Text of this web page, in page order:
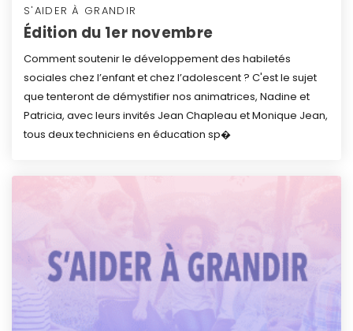
S'AIDER À GRANDIR
Édition du 1er novembre
Comment soutenir le développement des habiletés
sociales chez l’enfant et chez l’adolescent ? C'est le sujet
que tenteront de démystifier nos animatrices, Nadine et
Patricia, avec leurs invités Jean Chapleau et Monique Jean,
tous deux techniciens en éducation sp�